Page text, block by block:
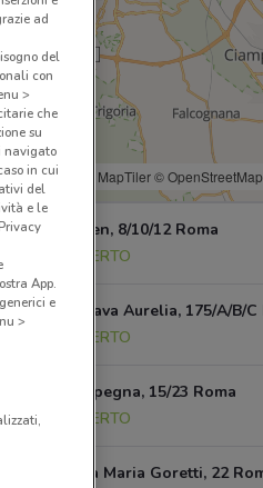
© MapTiler©
Via Andersen, 8/10/12 Roma
APERTO
Via Della Cava Aurelia, 175/A/B/C
APERTO
Via Dei Carpegna, 15/23 Roma
4.5 km
APERTO
Via di Santa Maria Goretti, 22
ad
del
con
>
che
su
navigato
in cui
del
e le
App.
e
>